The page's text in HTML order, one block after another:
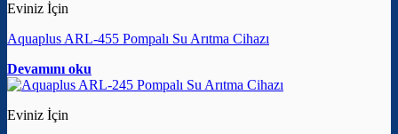
Eviniz İçin
Aquaplus ARL-455 Pompalı Su Arıtma Cihazı
Devamını oku
Eviniz İçin